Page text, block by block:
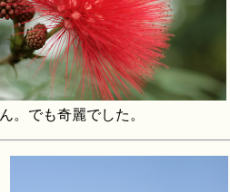
ん。でも奇麗でした。